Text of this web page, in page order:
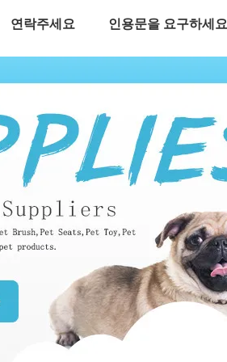
연락주세요 인용문을 요구하세요